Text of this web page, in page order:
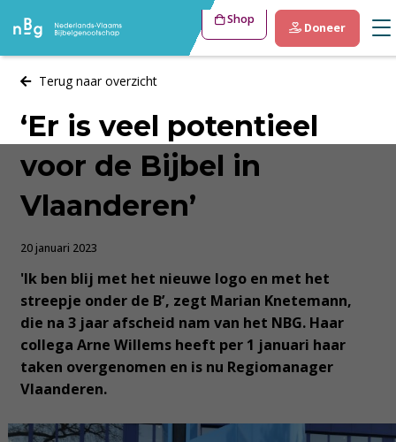
Shop
Doneer
Terug naar overzicht
‘Er is veel potentieel
voor de Bijbel in
Vlaanderen’
20 januari 2023
'Ik ben blij met het nieuwe logo en met het
streepje onder de B’, zegt Marian Knetemann,
die na 3 jaar afscheid nam van het NBG. Haar
collega Arne Willems heeft per 1 januari haar
taken overgenomen en is nu Regiomanager
Vlaanderen.